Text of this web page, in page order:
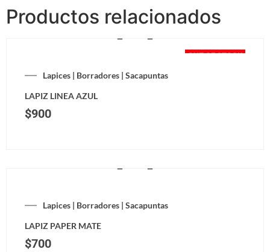
Productos relacionados
OUT OF STOCK
Lapices | Borradores | Sacapuntas
LAPIZ LINEA AZUL
$900
Lapices | Borradores | Sacapuntas
LAPIZ PAPER MATE
$700